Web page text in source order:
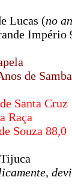
Lucas (no
Império
de
Santa Cruz
Raça
Souza 88,0